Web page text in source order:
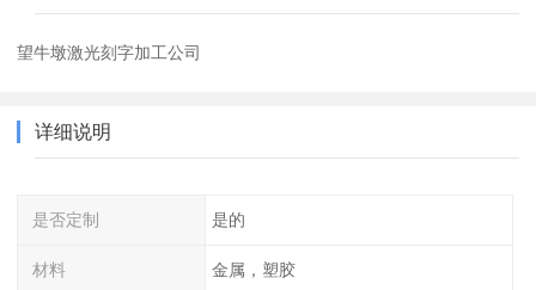
望牛墩激光刻字加工公司
详细说明
是否定制 是的
材料 金属，塑胶